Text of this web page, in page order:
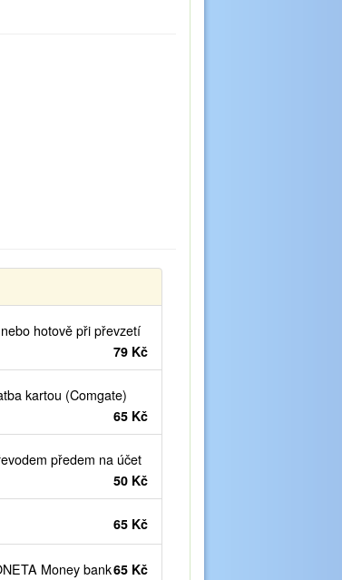
hotově při převzetí
79 Kč
kartou (Comgate)
65 Kč
předem na účet
50 Kč
65 Kč
Money bank65 Kč